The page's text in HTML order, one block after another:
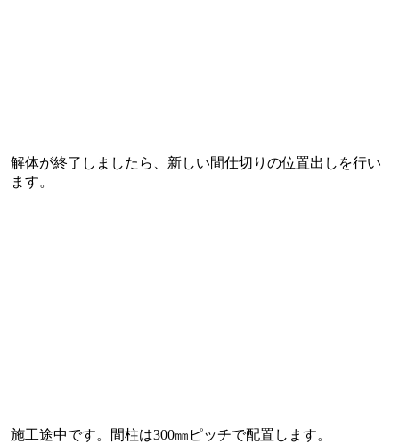
解体が終了しましたら、新しい間仕切りの位置出しを行い
ます。
施工途中です。間柱は300㎜ピッチで配置します。